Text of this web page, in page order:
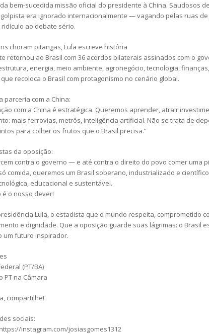
bem-sucedida missão oficial do presidente à China. Saudosos
era ignorado internacionalmente — vagando pelas ruas
ao debate sério.
choram pitangas, Lula escreve história
retornou ao Brasil com 36 acordos bilaterais assinados com o
energia, meio ambiente, agronegócio, tecnologia,
recoloca o Brasil com protagonismo no cenário global.
parceria com a China:
com a China é estratégica. Queremos aprender, atrair
mais ferrovias, metrôs, inteligência artificial. Não se trata de
para colher os frutos que o Brasil precisa.”
da oposição:
contra o governo — e até contra o direito do povo comer uma
comida, queremos um Brasil soberano, industrializado e
educacional e sustentável.
é o nosso dever!
Lula, o estadista que o mundo respeita, comprometido
e dignidade. Que a oposição guarde suas lágrimas: o Brasil
um futuro inspirador.
(PT/BA)
PT na Câmara
compartilhe!
sociais:
instagram.com/josiasgomes1312